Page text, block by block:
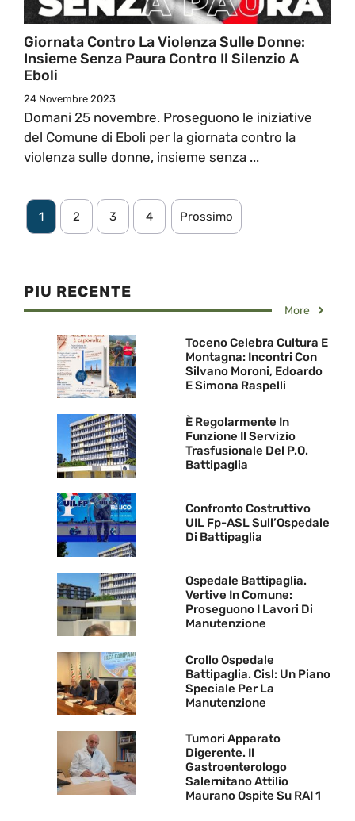
Giornata Contro La Violenza Sulle Donne:
Insieme Senza Paura Contro Il Silenzio A
Eboli
24 Novembre 2023
Domani 25 novembre. Proseguono le iniziative
del Comune di Eboli per la giornata contro la
violenza sulle donne, insieme senza ...
1 2 3 4 Prossimo
PIU RECENTE
More
Toceno Celebra Cultura E
Montagna: Incontri Con
Silvano Moroni, Edoardo
E Simona Raspelli
È Regolarmente In
Funzione Il Servizio
Trasfusionale Del P.O.
Battipaglia
Confronto Costruttivo
UIL Fp-ASL Sull’Ospedale
Di Battipaglia
Ospedale Battipaglia.
Vertive In Comune:
Proseguono I Lavori Di
Manutenzione
Crollo Ospedale
Battipaglia. Cisl: Un Piano
Speciale Per La
Manutenzione
Tumori Apparato
Digerente. Il
Gastroenterologo
Salernitano Attilio
Maurano Ospite Su RAI 1